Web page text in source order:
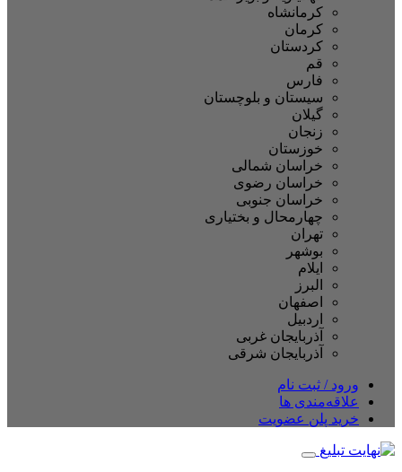
کرمانشاه
کردستان
سیستان و بلوچستان
خوزستان
خراسان شمالی
خراسان رضوی
خراسان جنوبی
چهارمحال و بختیاری
اصفهان
آذربایجان غربی
آذربایجان شرقی
/ ثبت نام
ها
پلن عضویت